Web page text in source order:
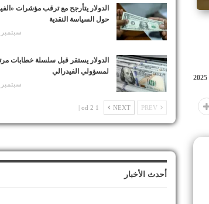
الدولار يتأرجح مع ترقب مؤشرات
حول السياسة النقدية
سبتمبر 23, 2025
الدولار يستقر قبل سلسلة خطابات
لمسؤولي الفيدرالي
سبتمبر 22, 2025
NEXT
1 od 2 |
أحدث الأخبار